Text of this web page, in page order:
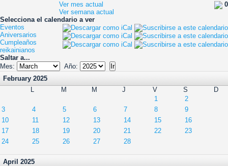
0
Ver mes actual
Ver semana actual
Selecciona el calendario a ver
Eventos
Aniversarios
Cumpleaños
reikainianos
Saltar a...
Mes:
Año:
February 2025
L
M M J V S
D
1
2
3
4 5 6 7 8
9
10
11 12 13 14 15
16
17
18 19 20 21 22
23
24
25 26 27 28
April 2025